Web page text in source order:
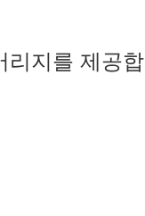
리지를 제공합